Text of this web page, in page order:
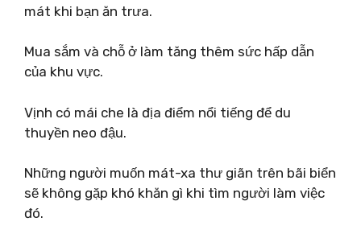
mát khi bạn ăn trưa.
Mua sắm và chỗ ở làm tăng thêm sức hấp dẫn
của khu vực.
Vịnh có mái che là địa điểm nổi tiếng để du
thuyền neo đậu.
Những người muốn mát-xa thư giãn trên bãi biển
sẽ không gặp khó khăn gì khi tìm người làm việc
đó.